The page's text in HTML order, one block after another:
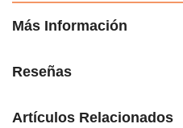
Más Información
Reseñas
Artículos Relacionados